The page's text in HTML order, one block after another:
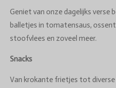
Geniet van onze dagelijks verse
balletjes in tomatensaus,
stoofvlees en zoveel meer.
Snacks
Van krokante frietjes tot